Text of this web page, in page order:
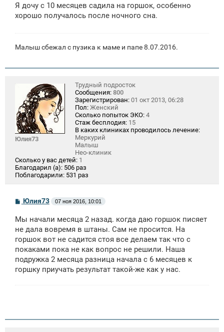
б
щ
е
Я дочу с 10 месяцев садила на горшок, особенно
хорошо получалось после ночного сна.
Малыш сбежал с пузика к маме и папе 8.07.2016.
Юлия73
Трудный подросток
Сообщения: 800
Зарегистрирован: 01 окт 2013, 06:28
Пол: Женский
Сколько попыток ЭКО: 4
Стаж бесплодия: 15
В каких клиниках проводилось лечение:
Меркурий
Малыш
Нео-клиник
Сколько у вас детей: 1
Благодарил (а): 506 раз
Поблагодарили: 531 раз
С
о
б
щ
н
и
Юлия73 07 ноя 2016, 10:01
Мы начали месяца 2 назад. когда даю горшок писяет
не дала вовремя в штаны. Сам не просится. На
горшок вот не садится стоя все делаем так что с
покаками пока не как вопрос не решили. Наша
подружка 2 месяца разница начала с 6 месяцев к
горшку приучать результат такой-же как у нас.